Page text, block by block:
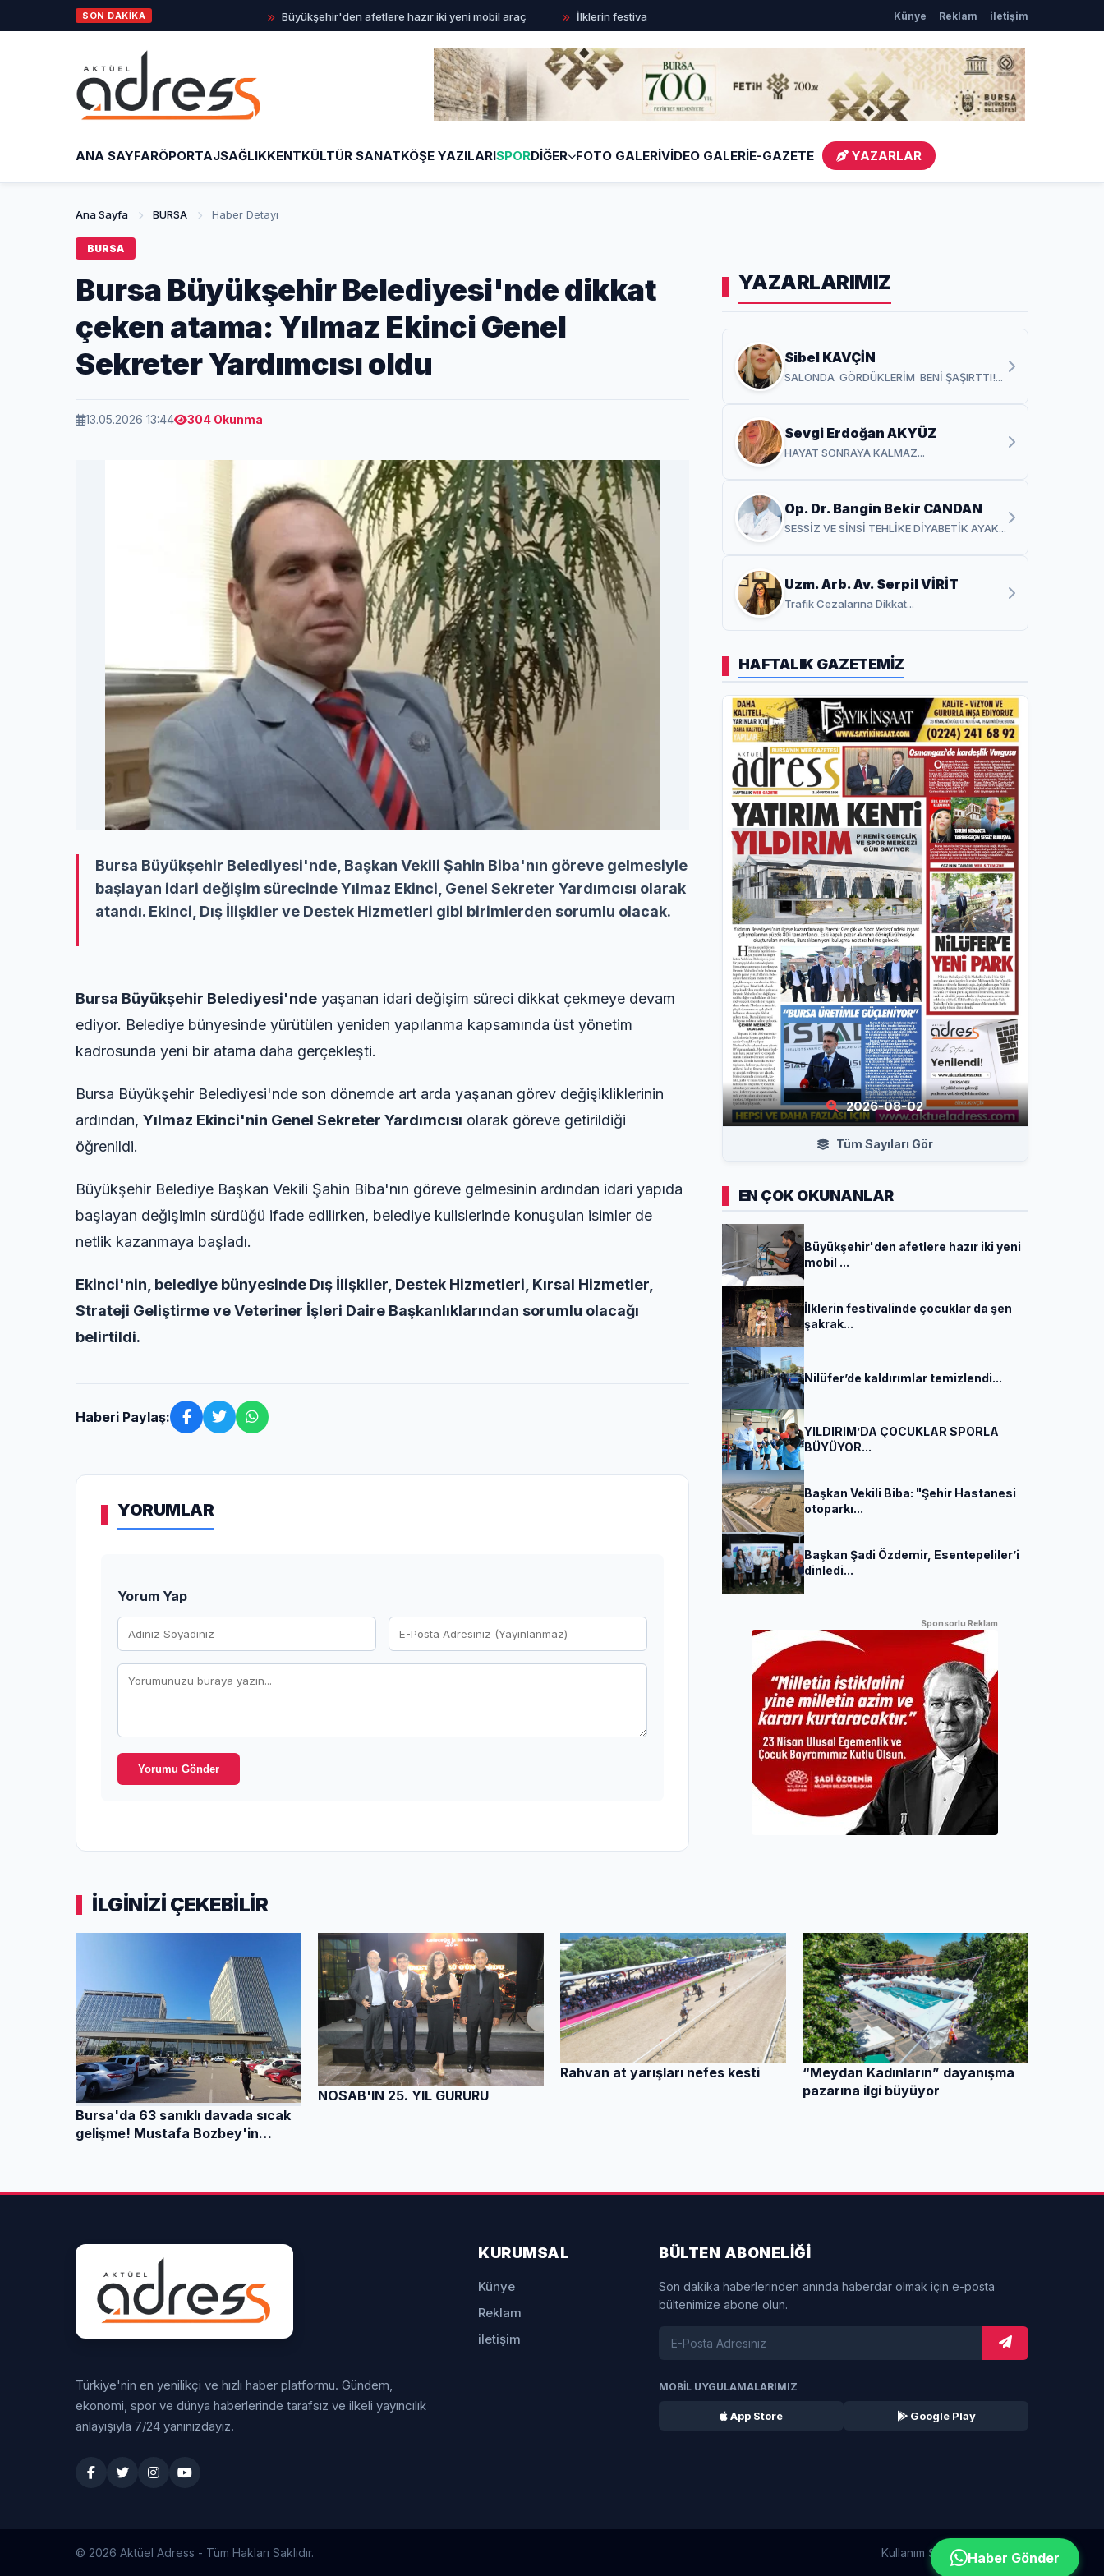
SON DAKİKA Büyükşehir'den afetlere hazır iki yeni mobil araç İlklerin festivalinde çocuklar da şen şakrak Nilüfer’de kaldırımlar temizlendi YILDIRIM’DA
Künye Reklam iletişim
ANA SAYFARÖPORTAJSAĞLIKKENTKÜLTÜR SANATKÖŞE YAZILARISPORDİĞER FOTO GALERİVİDEO GALERİE-GAZETE YAZARLAR
Ana Sayfa BURSA Haber Detayı
BURSA
Bursa Büyükşehir Belediyesi'nde dikkat
çeken atama: Yılmaz Ekinci Genel
Sekreter Yardımcısı oldu
13.05.2026 13:44 304 Okunma
Bursa Büyükşehir Belediyesi'nde, Başkan Vekili Şahin Biba'nın göreve gelmesiyle
başlayan idari değişim sürecinde Yılmaz Ekinci, Genel Sekreter Yardımcısı olarak
atandı. Ekinci, Dış İlişkiler ve Destek Hizmetleri gibi birimlerden sorumlu olacak.
Bursa Büyükşehir Belediyesi'nde yaşanan idari değişim süreci dikkat çekmeye devam
ediyor. Belediye bünyesinde yürütülen yeniden yapılanma kapsamında üst yönetim
kadrosunda yeni bir atama daha gerçekleşti.
Bursa Büyükşehir Belediyesi'nde son dönemde art arda yaşanan görev değişikliklerinin
ardından, Yılmaz Ekinci'nin Genel Sekreter Yardımcısı olarak göreve getirildiği
öğrenildi.
Büyükşehir Belediye Başkan Vekili Şahin Biba'nın göreve gelmesinin ardından idari yapıda
başlayan değişimin sürdüğü ifade edilirken, belediye kulislerinde konuşulan isimler de
netlik kazanmaya başladı.
Ekinci'nin, belediye bünyesinde Dış İlişkiler, Destek Hizmetleri, Kırsal Hizmetler,
Strateji Geliştirme ve Veteriner İşleri Daire Başkanlıklarından sorumlu olacağı
belirtildi.
Haberi Paylaş:
YORUMLAR
Yorum Yap
Yorumu Gönder
YAZARLARIMIZ
Sibel KAVÇİN
SALONDA GÖRDÜKLERİM BENİ ŞAŞIRTTI!...
Sevgi Erdoğan AKYÜZ
HAYAT SONRAYA KALMAZ...
Op. Dr. Bangin Bekir CANDAN
SESSİZ VE SİNSİ TEHLİKE DİYABETİK AYAK...
Uzm. Arb. Av. Serpil VİRİT
Trafik Cezalarına Dikkat...
HAFTALIK GAZETEMİZ
2026-08-02
Tüm Sayıları Gör
EN ÇOK OKUNANLAR
Büyükşehir'den afetlere hazır iki yeni
mobil ...
İlklerin festivalinde çocuklar da şen
şakrak...
Nilüfer’de kaldırımlar temizlendi...
YILDIRIM’DA ÇOCUKLAR SPORLA
BÜYÜYOR...
Başkan Vekili Biba: "Şehir Hastanesi
otoparkı...
Başkan Şadi Özdemir, Esentepeliler’i
dinledi...
Sponsorlu Reklam
İLGİNİZİ ÇEKEBİLİR
Bursa'da 63 sanıklı davada sıcak
gelişme! Mustafa Bozbey'in
NOSAB'IN 25. YIL GURURU
Rahvan at yarışları nefes kesti
“Meydan Kadınların” dayanışma
pazarına ilgi büyüyor
Türkiye'nin en yenilikçi ve hızlı haber platformu. Gündem,
ekonomi, spor ve dünya haberlerinde tarafsız ve ilkeli yayıncılık
anlayışıyla 7/24 yanınızdayız.
KURUMSAL
Künye
Reklam
iletişim
BÜLTEN ABONELİĞİ
Son dakika haberlerinden anında haberdar olmak için e-posta
bültenimize abone olun.
MOBİL UYGULAMALARIMIZ
App Store Google Play
© 2026 Aktüel Adress - Tüm Hakları Saklıdır. Kullanım ŞartlarıKVKK Metni
Haber Gönder